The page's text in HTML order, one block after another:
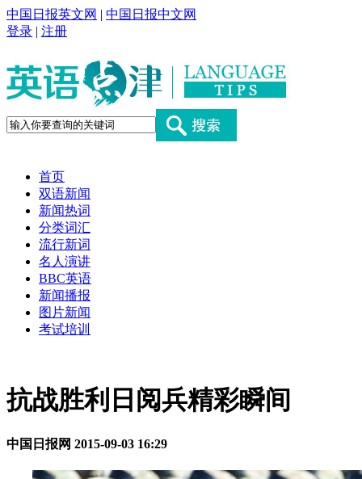
中国日报英文网 | 中国日报中文网
登录 | 注册
首页
双语新闻
新闻热词
分类词汇
流行新词
名人演讲
BBC英语
新闻播报
图片新闻
考试培训
抗战胜利日阅兵精彩瞬间
中国日报网 2015-09-03 16:29